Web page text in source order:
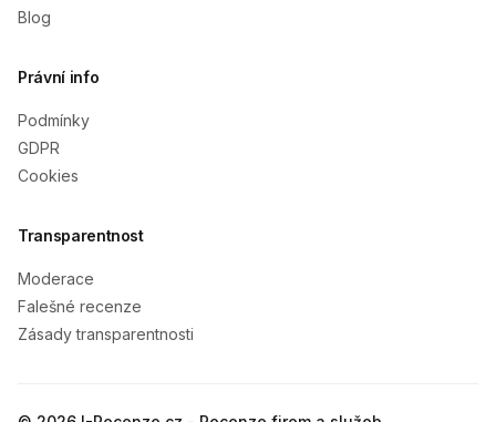
Blog
Právní info
Podmínky
GDPR
Cookies
Transparentnost
Moderace
Falešné recenze
Zásady transparentnosti